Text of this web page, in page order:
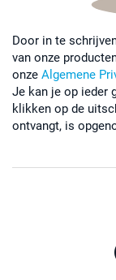
Door in te
van onze
onze Algemene
Je kan je op ieder
klikken op de
ontvangt, is